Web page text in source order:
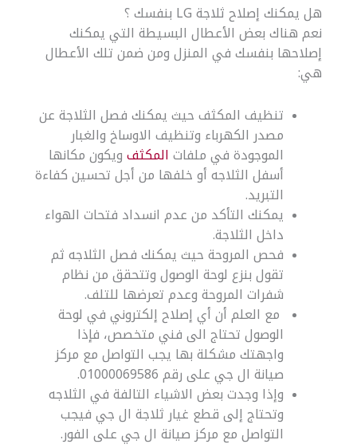
هل يمكنك إصلاح ثلاجة LG بنفسك ؟
نعم هناك بعض الأعطال البسيطة التي يمكنك
إصلاحها بنفسك في المنزل ومن ضمن تلك الأعطال
هي:
تنظيف المكثف حيث يمكنك فصل الثلاجة عن
مصدر الكهرباء وتنظيف الاوساخ والغبار
الموجودة في ملفاتالمكثفويكون مكانها
أسفل الثلاجه أو خلفها من أجل تحسين كفاءة
التبريد.
يمكنك التأكد من عدم انسداد فتحات الهواء
داخل الثلاجة.
فحص المروحة حيث يمكنك فصل الثلاجه ثم
تقول بنزع لوحة الوصول وتتحقق من نظام
شفرات المروحة وعدم تعرضها للتلف.
مع العلم أن أي إصلاح إلكتروني في لوحة
الوصول تحتاج الى فني متخصص، فإذا
واجهتك مشكلة بها يجب التواصل مع مركز
صيانة ال جي على رقم 01000069586.
وإذا وجدت بعض الاشياء التالفة في الثلاجه
وتحتاج إلى قطع غيار ثلاجة ال جي فيجب
التواصل مع مركز صيانة ال جي على الفور.